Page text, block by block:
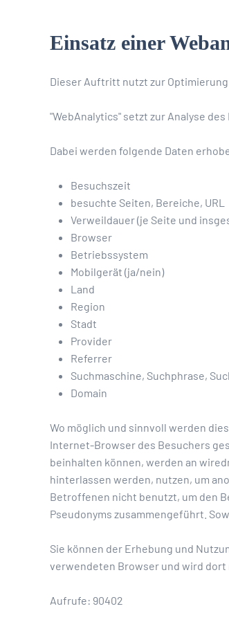
Einsatz einer
Dieser Auftritt nutzt zur
"WebAnalytics" setzt zur Analyse
Dabei werden folgende Daten
Besuchszeit
besuchte Seiten, Bereiche, URL
Verweildauer (je Seite und
Browser
Betriebssystem
Mobilgerät (ja/nein)
Land
Region
Stadt
Provider
Referrer
Suchmaschine, Suchphrase,
Domain
Wo möglich und sinnvoll werden
Internet-Browser des Besuchers
beinhalten können, werden an
hinterlassen werden, nutzen, um
Betroffenen nicht benutzt, um den
Pseudonyms zusammengeführt.
Sie können der Erhebung und
verwendeten Browser und wird
Aufrufe: 90402